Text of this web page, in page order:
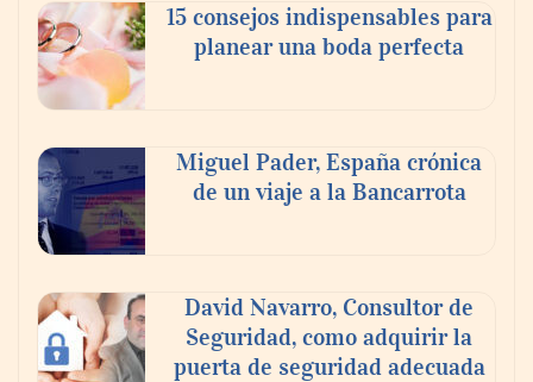
Toro Tapas inaugura su Raw Bar: una
experiencia desde mediodía hasta el
anochecer con cocina abierta
15 consejos indispensables para
planear una boda perfecta
Miguel Pader, España crónica
de un viaje a la Bancarrota
David Navarro, Consultor de
Seguridad, como adquirir la
puerta de seguridad adecuada